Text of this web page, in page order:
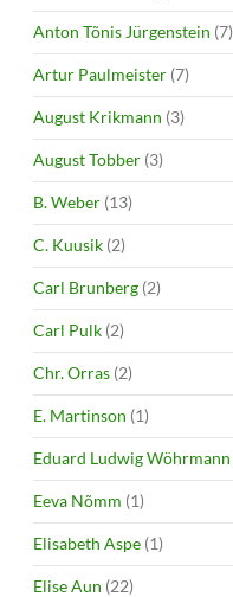
Anton Tõnis Jürgenstein (7)
Artur Paulmeister (7)
August Krikmann (3)
August Tobber (3)
B. Weber (13)
C. Kuusik (2)
Carl Brunberg (2)
Carl Pulk (2)
Chr. Orras (2)
E. Martinson (1)
Eduard Ludwig Wöhrmann
Eeva Nõmm (1)
Elisabeth Aspe (1)
Elise Aun (22)